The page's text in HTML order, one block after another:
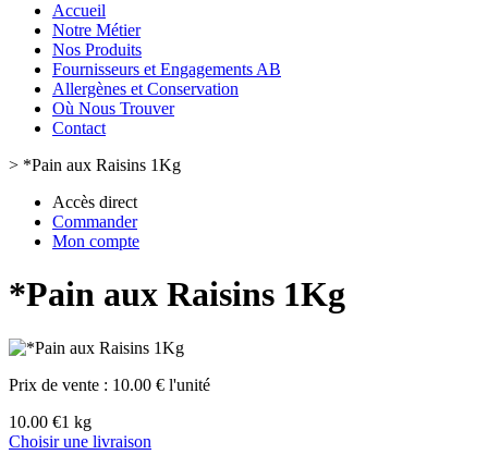
Accueil
Notre Métier
Nos Produits
Fournisseurs et Engagements AB
Allergènes et Conservation
Où Nous Trouver
Contact
> *Pain aux Raisins 1Kg
Accès direct
Commander
Mon compte
*Pain aux Raisins 1Kg
Prix de vente : 10.00 € l'unité
10.00 €1 kg
Choisir une livraison